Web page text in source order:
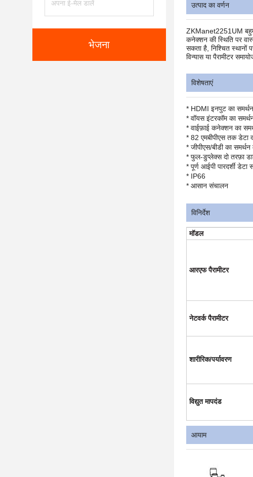
भेजना
उत्पाद का वर्णन
ZKManet2251UM
कनेक्शन की स्थिति पर
सकता है, निश्चित स्थानों
विन्यास या पैरामीटर
विशेषताएं
* HDMI इनपुट का
* वॉयस इंटरकॉम का
* वाईफ़ाई कनेक्शन का
* 82 एमबीपीएस तक डेटा
* जीपीएस/बीडी का
* फुल-डुप्लेक्स दो तरफ़ा
* पूर्ण आईपी पारदर्शी डेटा
* IP66
* आसान संचालन
विनिर्देश
मॉडल
आरएफ पैरामीटर
नेटवर्क पैरामीटर
शारीरिक/पर्यावरण
विद्युत मापदंड
आयाम